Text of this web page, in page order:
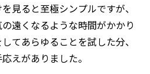
見ると至極シンプルですが、
遠くなるような時間がかかり
てあらゆることを試した分、
えがありました。